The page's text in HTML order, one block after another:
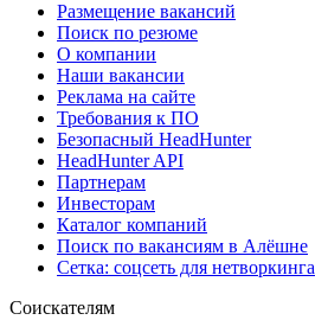
Размещение вакансий
Поиск по резюме
О компании
Наши вакансии
Реклама на сайте
Требования к ПО
Безопасный HeadHunter
HeadHunter API
Партнерам
Инвесторам
Каталог компаний
Поиск по вакансиям в Алёшне
Сетка: соцсеть для нетворкинга
Соискателям